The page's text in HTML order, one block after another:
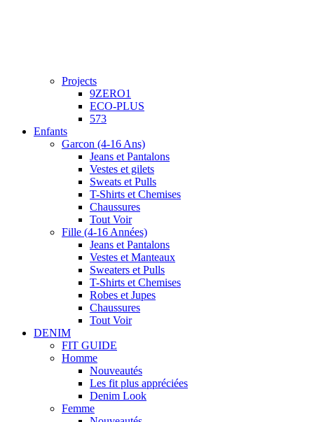
Projects
9ZERO1
ECO-PLUS
573
Enfants
Garcon (4-16 Ans)
Jeans et Pantalons
Vestes et gilets
Sweats et Pulls
T-Shirts et Chemises
Chaussures
Tout Voir
Fille (4-16 Années)
Jeans et Pantalons
Vestes et Manteaux
Sweaters et Pulls
T-Shirts et Chemises
Robes et Jupes
Chaussures
Tout Voir
DENIM
FIT GUIDE
Homme
Nouveautés
Les fit plus appréciées
Denim Look
Femme